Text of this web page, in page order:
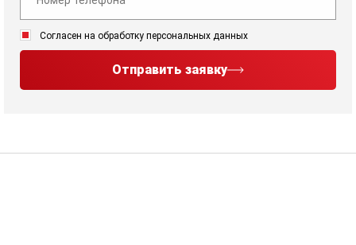
Согласен на обработку персональных данных
Отправить заявку